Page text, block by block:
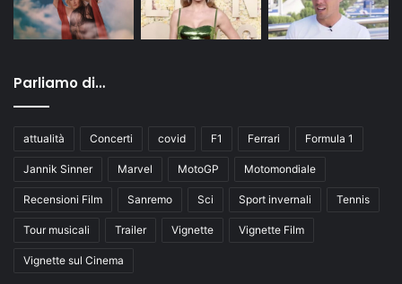
Parliamo di…
attualità Concerti covid F1 Ferrari Formula 1
Jannik Sinner Marvel MotoGP Motomondiale
Recensioni Film Sanremo Sci Sport invernali Tennis
Tour musicali Trailer Vignette Vignette Film
Vignette sul Cinema